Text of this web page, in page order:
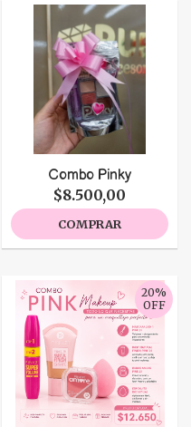
Combo Pinky
$8.500,00
COMPRAR
20%
OFF